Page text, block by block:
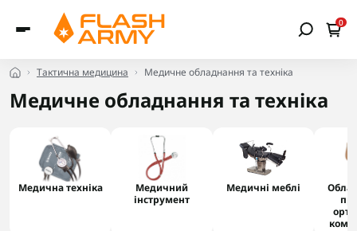
0
Тактична медицина Медичне обладнання та техніка
Медичне обладнання та техніка
Медична техніка
Медичний
інструмент
Медичні меблі